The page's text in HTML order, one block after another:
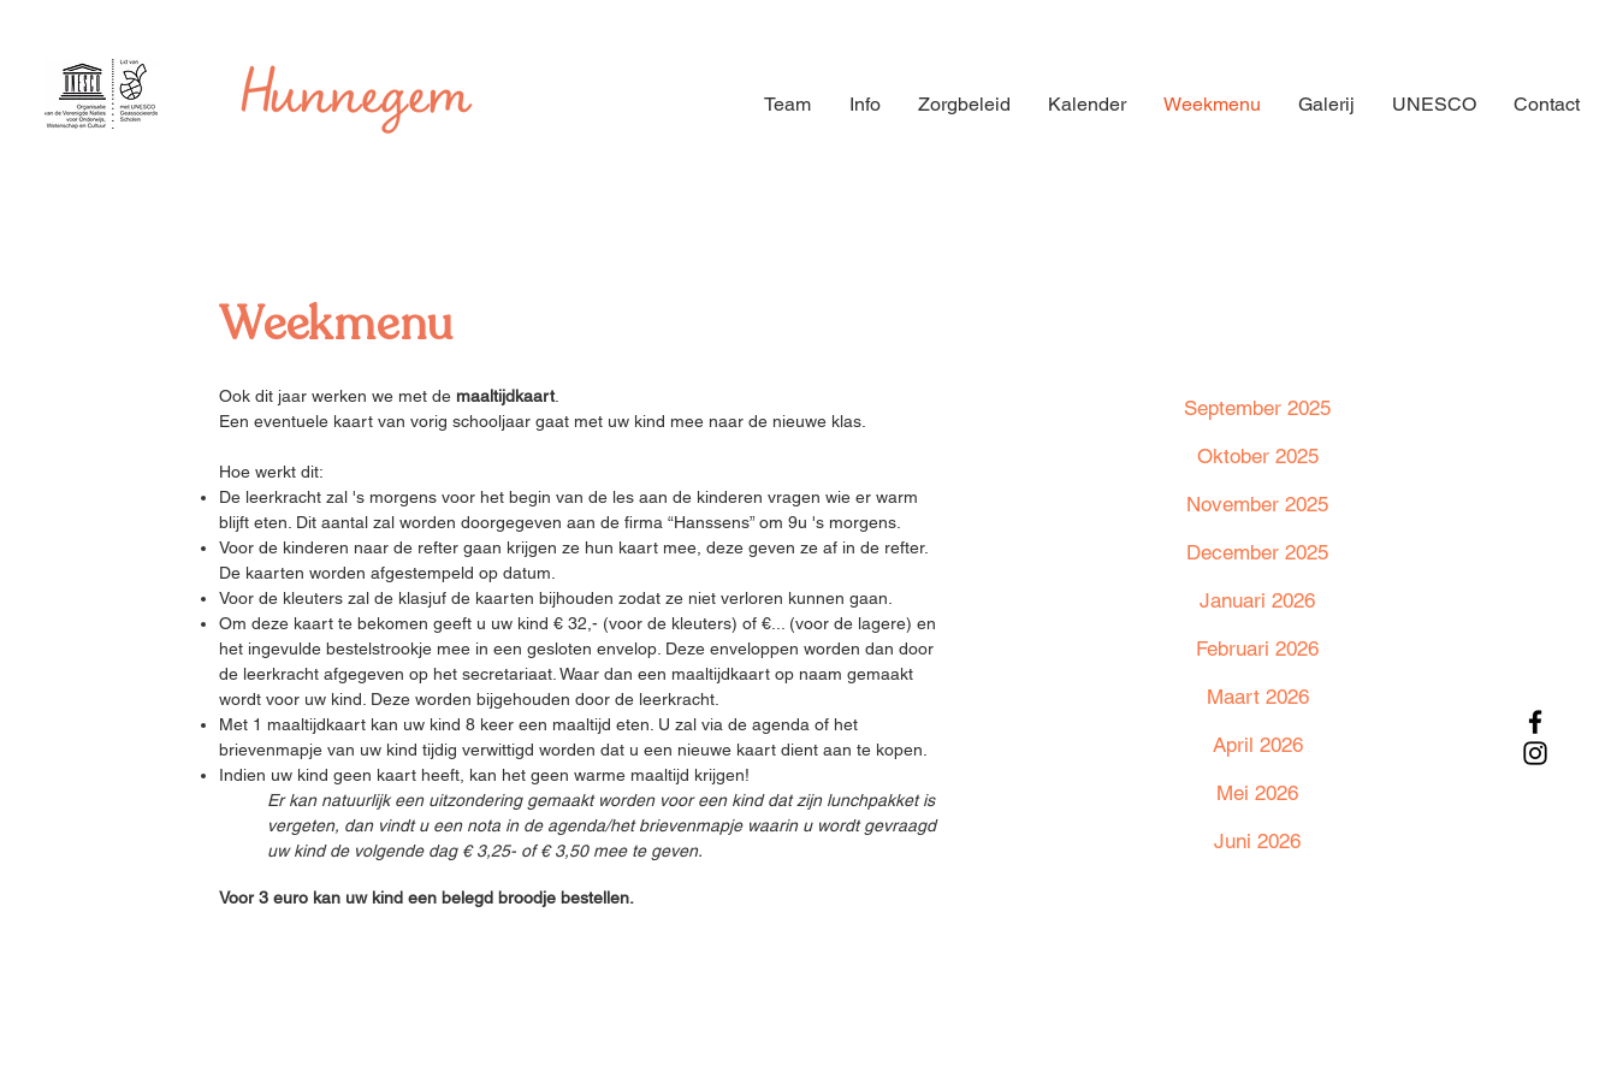
Team Info Zorgbeleid Kalender Weekmenu Galerij UNESCO Contact
Weekmenu
Ook dit jaar werken we met de maaltijdkaart.
Een eventuele kaart van vorig schooljaar gaat met uw kind mee naar de nieuwe klas.
Hoe werkt dit:
De leerkracht zal 's morgens voor het begin van de les aan de kinderen vragen wie er warm
blijft eten. Dit aantal zal worden doorgegeven aan de firma “Hanssens” om 9u 's morgens.
Voor de kinderen naar de refter gaan krijgen ze hun kaart mee, deze geven ze af in de refter.
De kaarten worden afgestempeld op datum.
Voor de kleuters zal de klasjuf de kaarten bijhouden zodat ze niet verloren kunnen gaan.
Om deze kaart te bekomen geeft u uw kind € 32,- (voor de kleuters) of €... (voor de lagere) en
het ingevulde bestelstrookje mee in een gesloten envelop. Deze enveloppen worden dan door
de leerkracht afgegeven op het secretariaat. Waar dan een maaltijdkaart op naam gemaakt
wordt voor uw kind. Deze worden bijgehouden door de leerkracht.
Met 1 maaltijdkaart kan uw kind 8 keer een maaltijd eten. U zal via de agenda of het
brievenmapje van uw kind tijdig verwittigd worden dat u een nieuwe kaart dient aan te kopen.
Indien uw kind geen kaart heeft, kan het geen warme maaltijd krijgen!
Er kan natuurlijk een uitzondering gemaakt worden voor een kind dat zijn lunchpakket is
vergeten, dan vindt u een nota in de agenda/het brievenmapje waarin u wordt gevraagd
uw kind de volgende dag € 3,25- of € 3,50 mee te geven.
Voor 3 euro kan uw kind een belegd broodje bestellen.
September 2025
Oktober 2025
November 2025
December 2025
Januari 2026
Februari 2026
Maart 2026
April 2026
Mei 2026
Juni 2026